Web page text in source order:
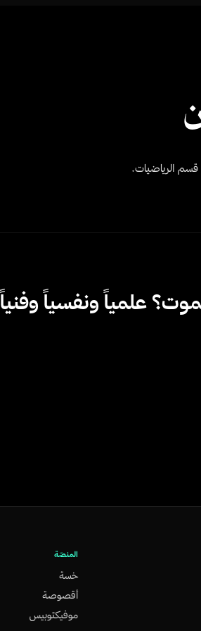
قسم الرياضيات.
علمياً ونفسياً وفنياً
المنصّة
خسة
أقصوصة
موفيكتوبيس